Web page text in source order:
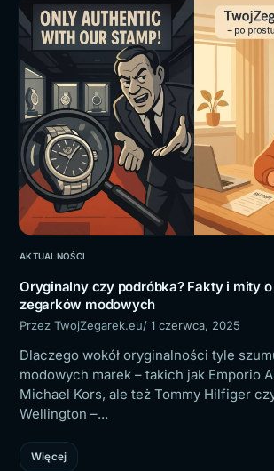
AKTUALNOŚCI
Oryginalny czy podróbka? Fakty i mity
zegarków modowych
Przez TwojZegarek.eu/ 1 czerwca, 2025
Dlaczego wokół oryginalności tyle
modowych marek – takich jak Emporio
Michael Kors, ale też Tommy Hilfiger
Wellington –...
Więcej